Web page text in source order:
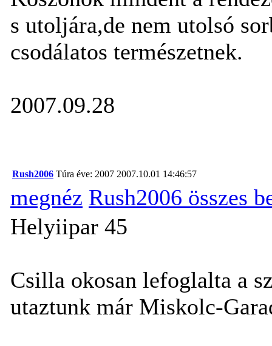
s utoljára,de nem utolsó
csodálatos természetnek.
2007.09.28
Rush2006 Túra éve: 2007 2007.10.01 14:46:57
megnéz Rush2006 összes
Helyiipar 45
Csilla okosan lefoglalta a
utaztunk már Miskolc-